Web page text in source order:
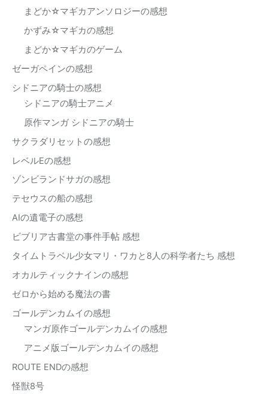
まどか☆マギカアンソロジーの感想
かずみ☆マギカの感想
まどか☆マギカのゲーム
ゼーガペインの感想
シドニアの騎士の感想
シドニアの騎士アニメ
原作マンガ シドニアの騎士
サクラダリセットの感想
レベルEの感想
ゾンビランドサガの感想
テセウスの船の感想
AIの遺電子の感想
ビブリア古書堂の事件手帖 感想
タイムトラベル少女マリ・ワカと8人の科学者たち 感想
オカルティックナインの感想
ゼロから始める魔法の書
ゴールデンカムイの感想
マンガ原作ゴールデンカムイの感想
アニメ版ゴールデンカムイの感想
ROUTE ENDの感想
怪獣8号